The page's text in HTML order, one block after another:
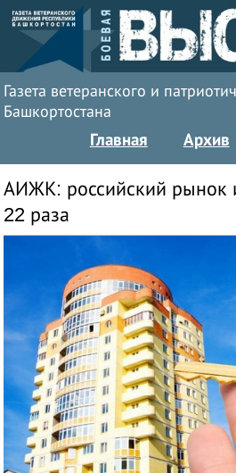
Газета ветеранского и
Башкортостана
Главная Архив
АИЖК: российский рынок
22 раза